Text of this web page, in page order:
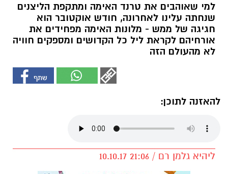
למי שאוהבים את טרנד האימה ומתקפת הליצנים
שנחתה עלינו לאחרונה, חודש אוקטובר הוא
חגיגה של ממש - מלונות האימה מפחידים את
אורחיהם לקראת ליל כל הקדושים ומספקים חוויה
לא מהעולם הזה
להאזנה לתוכן:
ליהיא גלמן רם / 21:06 10.10.17